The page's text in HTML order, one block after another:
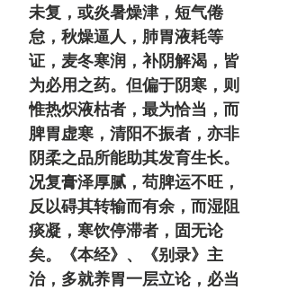
未复，或炎暑燥津，短气倦
怠，秋燥逼人，肺胃液耗等
证，麦冬寒润，补阴解渴，皆
为必用之药。但偏于阴寒，则
惟热炽液枯者，最为恰当，而
脾胃虚寒，清阳不振者，亦非
阴柔之品所能助其发育生长。
况复膏泽厚腻，苟脾运不旺，
反以碍其转输而有余，而湿阻
痰凝，寒饮停滞者，固无论
矣。《本经》、《别录》主
治，多就养胃一层立论，必当